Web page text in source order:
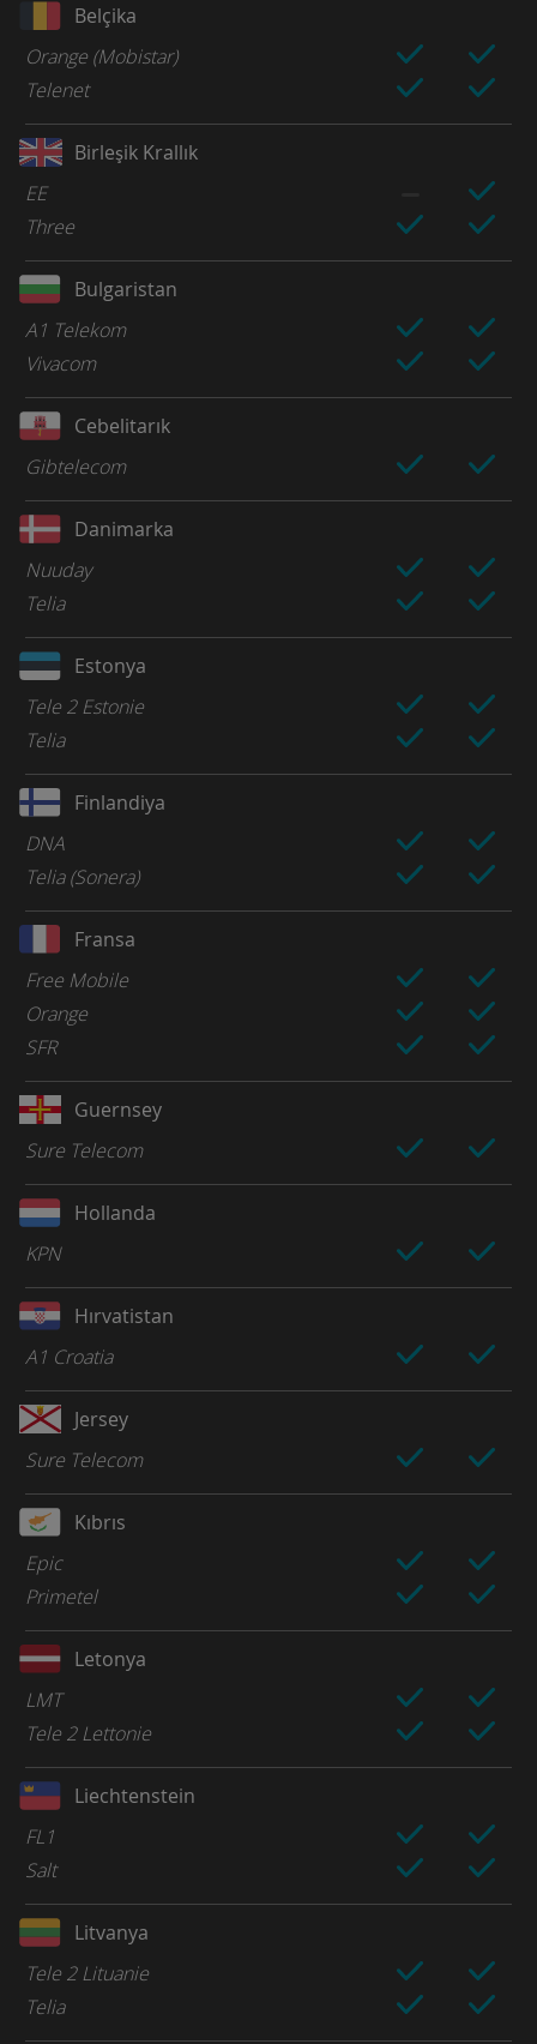
Belçika
Orange (Mobistar)
Telenet
Birleşik Krallık
EE
Three
Bulgaristan
A1 Telekom
Vivacom
Cebelitarık
Gibtelecom
Danimarka
Nuuday
Telia
Estonya
Tele 2 Estonie
Telia
Finlandiya
DNA
Telia (Sonera)
Fransa
Free Mobile
Orange
SFR
Guernsey
Sure Telecom
Hollanda
KPN
Hırvatistan
A1 Croatia
Jersey
Sure Telecom
Kıbrıs
Epic
Primetel
Letonya
LMT
Tele 2 Lettonie
Liechtenstein
FL1
Salt
Litvanya
Tele 2 Lituanie
Telia